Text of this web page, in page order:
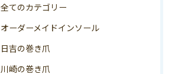
全てのカテゴリー
オーダーメイドインソール
日吉の巻き爪
川崎の巻き爪